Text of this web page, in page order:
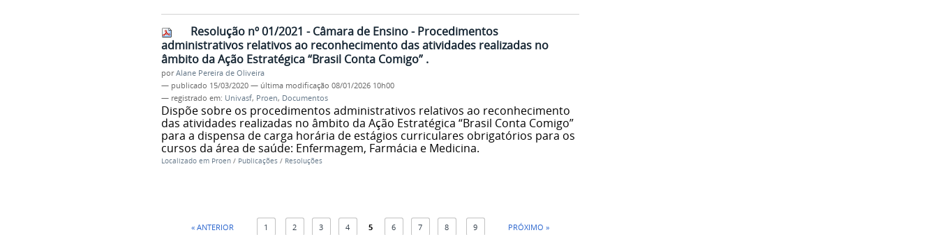
Resolução nº 01/2021 - Câmara de Ensino - Procedimentos
administrativos relativos ao reconhecimento das atividades realizadas no
âmbito da Ação Estratégica “Brasil Conta Comigo” .
porAlane Pereira de Oliveira
— publicado 15/03/2020 — última modificação 08/01/2026 10h00
— registrado em: Univasf, Proen, Documentos
Dispõe sobre os procedimentos administrativos relativos ao reconhecimento
das atividades realizadas no âmbito da Ação Estratégica “Brasil Conta Comigo”
para a dispensa de carga horária de estágios curriculares obrigatórios para os
cursos da área de saúde: Enfermagem, Farmácia e Medicina.
Localizado em Proen / Publicações / Resoluções
« ANTERIOR 1 2 3 4 5 6 7 8 9 PRÓXIMO »